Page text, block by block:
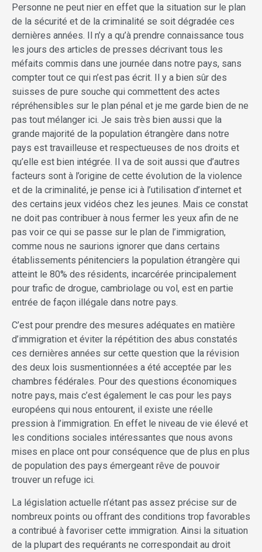
Personne ne peut nier en effet que la situation sur le plan
de la sécurité et de la criminalité se soit dégradée ces
dernières années. Il n’y a qu’à prendre connaissance tous
les jours des articles de presses décrivant tous les
méfaits commis dans une journée dans notre pays, sans
compter tout ce qui n’est pas écrit. Il y a bien sûr des
suisses de pure souche qui commettent des actes
répréhensibles sur le plan pénal et je me garde bien de ne
pas tout mélanger ici. Je sais très bien aussi que la
grande majorité de la population étrangère dans notre
pays est travailleuse et respectueuses de nos droits et
qu’elle est bien intégrée. Il va de soit aussi que d’autres
facteurs sont à l’origine de cette évolution de la violence
et de la criminalité, je pense ici à l’utilisation d’internet et
des certains jeux vidéos chez les jeunes. Mais ce constat
ne doit pas contribuer à nous fermer les yeux afin de ne
pas voir ce qui se passe sur le plan de l’immigration,
comme nous ne saurions ignorer que dans certains
établissements pénitenciers la population étrangère qui
atteint le 80% des résidents, incarcérée principalement
pour trafic de drogue, cambriolage ou vol, est en partie
entrée de façon illégale dans notre pays.
C’est pour prendre des mesures adéquates en matière
d’immigration et éviter la répétition des abus constatés
ces dernières années sur cette question que la révision
des deux lois susmentionnées a été acceptée par les
chambres fédérales. Pour des questions économiques
notre pays, mais c’est également le cas pour les pays
européens qui nous entourent, il existe une réelle
pression à l’immigration. En effet le niveau de vie élevé et
les conditions sociales intéressantes que nous avons
mises en place ont pour conséquence que de plus en plus
de population des pays émergeant rêve de pouvoir
trouver un refuge ici.
La législation actuelle n’étant pas assez précise sur de
nombreux points ou offrant des conditions trop favorables
a contribué à favoriser cette immigration. Ainsi la situation
de la plupart des requérants ne correspondait au droit